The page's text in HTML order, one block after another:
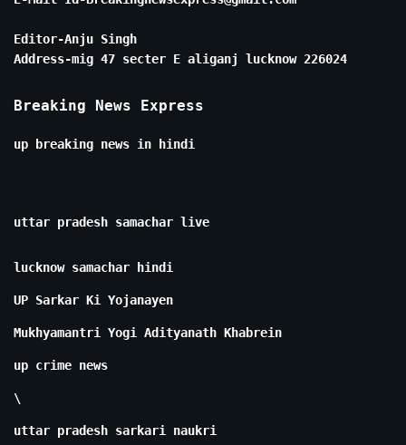
Editor-Anju Singh
Address-mig 47 secter E aliganj lucknow 226024
Breaking News Express
up breaking news in hindi
uttar pradesh samachar live
lucknow samachar hindi
UP Sarkar Ki Yojanayen
Mukhyamantri Yogi Adityanath Khabrein
up crime news
\
uttar pradesh sarkari naukri